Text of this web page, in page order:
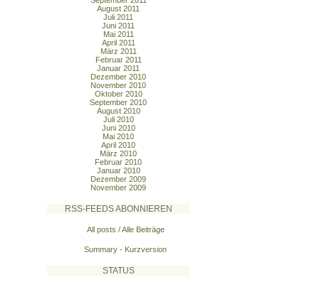
August 2011
Juli 2011
Juni 2011
Mai 2011
April 2011
März 2011
Februar 2011
Januar 2011
Dezember 2010
November 2010
Oktober 2010
September 2010
August 2010
Juli 2010
Juni 2010
Mai 2010
April 2010
März 2010
Februar 2010
Januar 2010
Dezember 2009
November 2009
RSS-FEEDS ABONNIEREN
All posts / Alle Beiträge
Summary - Kurzversion
STATUS